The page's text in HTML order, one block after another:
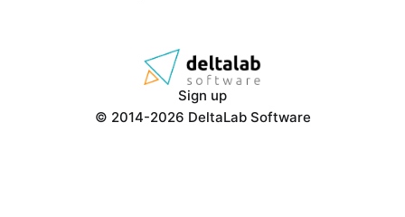
Sign up
© 2014-2026 DeltaLab Software